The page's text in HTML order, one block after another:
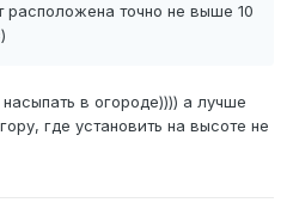
расположена точно не выше 10
в огороде)))) а лучше
где установить на высоте не